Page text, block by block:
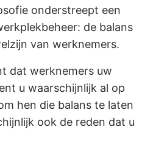
onderstreept een
de balans
van werknemers.
dat werknemers uw
u waarschijnlijk al op
hen die balans te laten
ook de reden dat u